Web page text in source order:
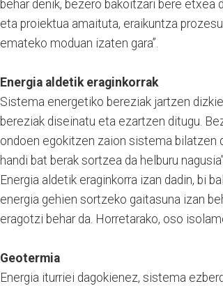
behar denik, bezero bakoitzari bere etxea
eta proiektua amaituta, eraikuntza
emateko moduan izaten gara”.
Energia aldetik eraginkorrak
Sistema energetiko bereziak jartzen
bereziak diseinatu eta ezartzen ditugu.
ondoen egokitzen zaion sistema bilatzen
handi bat berak sortzea da helburu nagusia”.
Energia aldetik eraginkorra izan dadin, bi
energia gehien sortzeko gaitasuna izan
eragotzi behar da. Horretarako, oso
Geotermia
Energia iturriei dagokienez, sistema